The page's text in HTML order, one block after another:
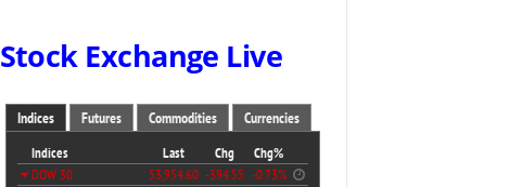
Stock Exchange Live